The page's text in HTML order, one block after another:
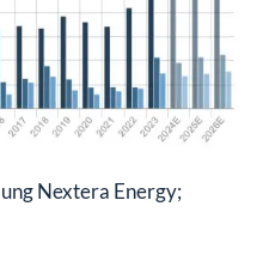
Nextera Energy;